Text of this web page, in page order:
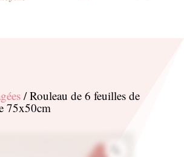
/ Rouleau de 6 feuilles de
75x50cm